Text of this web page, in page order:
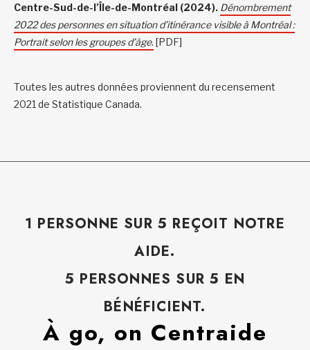
Centre-Sud-de-l’Île-de-Montréal (2024). Dénombrement
2022 des personnes en situation d’itinérance visible à Montréal :
Portrait selon les groupes d’âge. [PDF]
Toutes les autres données proviennent du recensement
2021 de Statistique Canada.
1 PERSONNE SUR 5 REÇOIT NOTRE
AIDE.
5 PERSONNES SUR 5 EN
BÉNÉFICIENT.
À go, on Centraide